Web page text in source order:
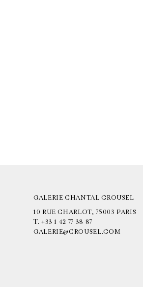
GALERIE CHANTAL CROUSEL
10 RUE CHARLOT, 75003 PARIS
T. +33 1 42 77 38 87
GALERIE@CROUSEL.COM